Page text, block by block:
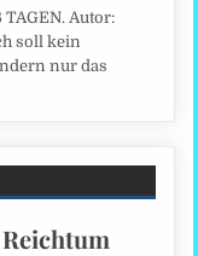
Autor:
soll kein
nur das